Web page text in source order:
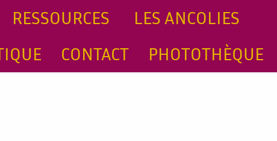
RESSOURCES
LES ANCOLIES
CONTACT PHOTOTHÈQUE